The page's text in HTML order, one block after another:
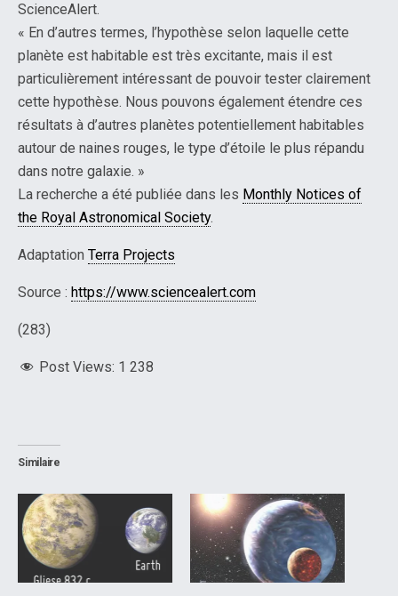
ScienceAlert.
« En d’autres termes, l’hypothèse selon laquelle cette
planète est habitable est très excitante, mais il est
particulièrement intéressant de pouvoir tester clairement
cette hypothèse. Nous pouvons également étendre ces
résultats à d’autres planètes potentiellement habitables
autour de naines rouges, le type d’étoile le plus répandu
dans notre galaxie. »
La recherche a été publiée dans les Monthly Notices of
the Royal Astronomical Society.
Adaptation Terra Projects
Source : https://www.sciencealert.com
(283)
Post Views: 1 238
Similaire